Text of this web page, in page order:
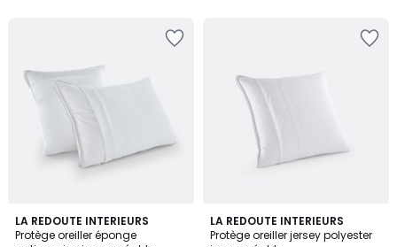
LA REDOUTE INTERIEURS
Protège oreiller éponge
4
/
LA REDOUTE INTERIEURS
Protège oreiller jersey polyester
4,4
/ 5